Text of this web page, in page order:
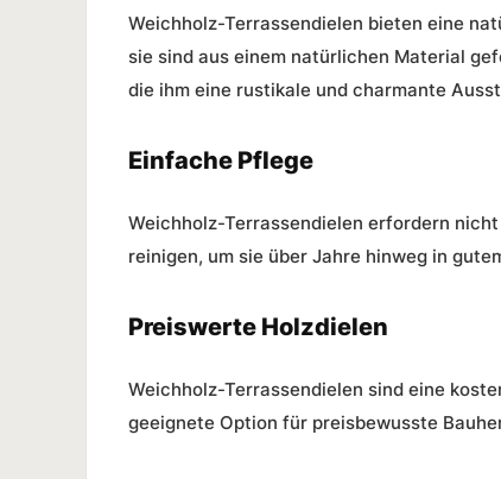
Weichholz-Terrassendielen bieten eine
sie sind aus einem natürlichen Material
die ihm eine rustikale und charmante
Einfache Pflege
Weichholz-Terrassendielen erfordern
reinigen, um sie über Jahre hinweg in
Preiswerte Holzdielen
Weichholz-Terrassendielen sind eine
geeignete Option für preisbewusste